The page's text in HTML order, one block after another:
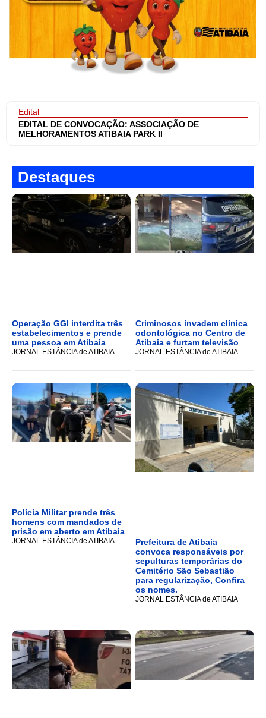
Edital
EDITAL DE CONVOCAÇÃO: ASSOCIAÇÃO DE
MELHORAMENTOS ATIBAIA PARK II
Destaques
Operação GGI interdita três
estabelecimentos e prende
uma pessoa em Atibaia
JORNAL ESTÂNCIA de ATIBAIA
Criminosos invadem clínica
odontológica no Centro de
Atibaia e furtam televisão
JORNAL ESTÂNCIA de ATIBAIA
Polícia Militar prende três
homens com mandados de
prisão em aberto em Atibaia
JORNAL ESTÂNCIA de ATIBAIA
Prefeitura de Atibaia
convoca responsáveis por
sepulturas temporárias do
Cemitério São Sebastião
para regularização, Confira
os nomes.
JORNAL ESTÂNCIA de ATIBAIA